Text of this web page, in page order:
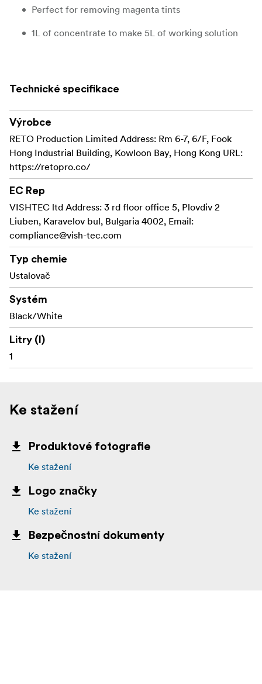
Perfect for removing magenta tints
1L of concentrate to make 5L of working solution
Technické specifikace
Výrobce
RETO Production Limited Address: Rm 6-7, 6/F, Fook
Hong Industrial Building, Kowloon Bay, Hong Kong URL:
https://retopro.co/
EC Rep
VISHTEC ltd Address: 3 rd floor office 5, Plovdiv 2
Liuben, Karavelov bul, Bulgaria 4002, Email:
compliance@vish-tec.com
Typ chemie
Ustalovač
Systém
Black/White
Litry (l)
1
Ke stažení
Produktové fotografie
Ke stažení
Logo značky
Ke stažení
Bezpečnostní dokumenty
Ke stažení